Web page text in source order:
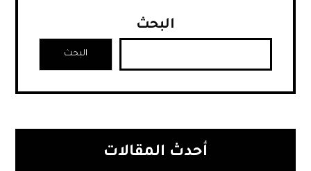
البحث
البحث
أحدث المقالات